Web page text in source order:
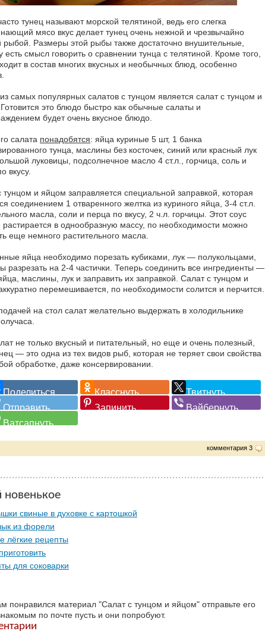
тунец называют морской телятиной, ведь его слегка
мясо вкус делает тунец очень нежной и чрезвычайно
рыбой. Размеры этой рыбы также достаточно внушительные,
есть смысл говорить о сравнении тунца с телятиной. Кроме того,
в состав многих вкусных и необычных блюд, особенно
самых популярных салатов с тунцом является салат с тунцом и
это блюдо быстро как обычные салаты и
будет очень вкусное блюдо.
салата понадобятся: яйца куриные 5 шт, 1 банка
тунца, маслины без косточек, синий или красный лук
луковицы, подсолнечное масло 4 ст.л., горчица, соль и
вкусу.
тунцом и яйцом заправляется специальной заправкой, которая
соединением 1 отваренного желтка из куриного яйца, 3-4 ст.л.
масла, соли и перца по вкусу, 2 ч.л. горчицы. Этот соус
в однообразную массу, по необходимости можно
еще немного растительного масла.
яйца необходимо порезать кубиками, лук — полукольцами,
разрезать на 2-4 частички. Теперь соединить все ингредиенты —
маслины, лук и заправить их заправкой. Салат с тунцом и
перемешивается, по необходимости солится и перчится.
на стол салат желательно выдержать в холодильнике
не только вкусный и питательный, но еще и очень полезный,
— это одна из тех видов рыб, которая не теряет свои свойства
обработке, даже консервировании.
комментария 3
новенькое
свиные в духовке с картошкой
из форели
лёгкие рецепты
для соковарки
понравился материал "Салат с тунцом и яйцом" отправьте его
по почте пусть и они попробуют.